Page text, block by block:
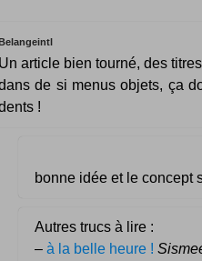
article bien tourné, des
de si menus objets, ça
!
bonne idée et le concept
Autres trucs à lire :
– à la belle heure !